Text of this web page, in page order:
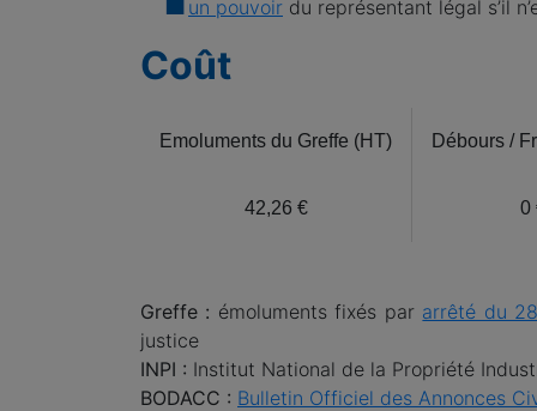
un pouvoir du représentant légal s’il
Coût
Emoluments du Greffe (HT) Débours /
42,26 € 0
Greffe : émoluments fixés par arrêté du
justice
INPI : Institut National de la Propriété
BODACC : Bulletin Officiel des Annonces